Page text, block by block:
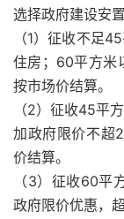
选择政府建设安
（1）征收不足
住房；60平方米
按市场价结算。
（2）征收45平
加政府限价不超
价结算。
（3）征收60平
政府限价优惠，